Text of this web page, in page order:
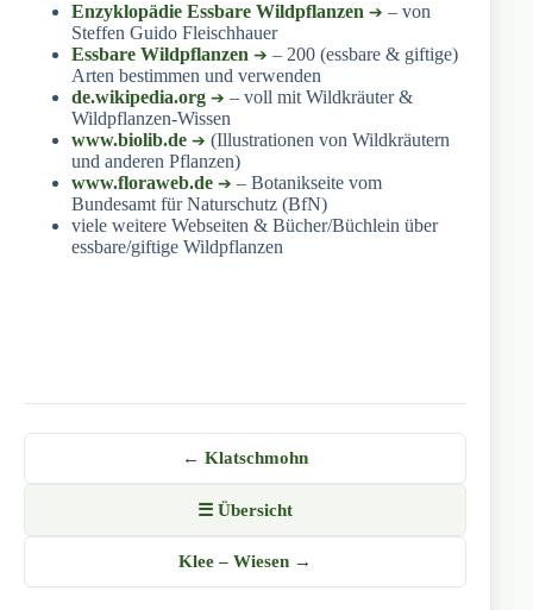
Enzyklopädie Essbare Wildpflanzen
– von
Steffen Guido Fleischhauer
Essbare Wildpflanzen
– 200 (essbare & giftige)
Arten bestimmen und verwenden
de.wikipedia.org
– voll mit Wildkräuter &
Wildpflanzen-Wissen
www.biolib.de
(Illustrationen von Wildkräutern
und anderen Pflanzen)
www.floraweb.de
– Botanikseite vom
Bundesamt für Naturschutz (BfN)
viele weitere Webseiten & Bücher/Büchlein über
essbare/giftige Wildpflanzen
← Klatschmohn
☰ Übersicht
Klee – Wiesen →